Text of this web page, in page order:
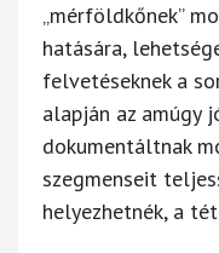
„mérföldkőnek”
hatására,
felvetéseknek a
alapján az amúgy
dokumentáltnak
szegmenseit
helyezhetnék, a